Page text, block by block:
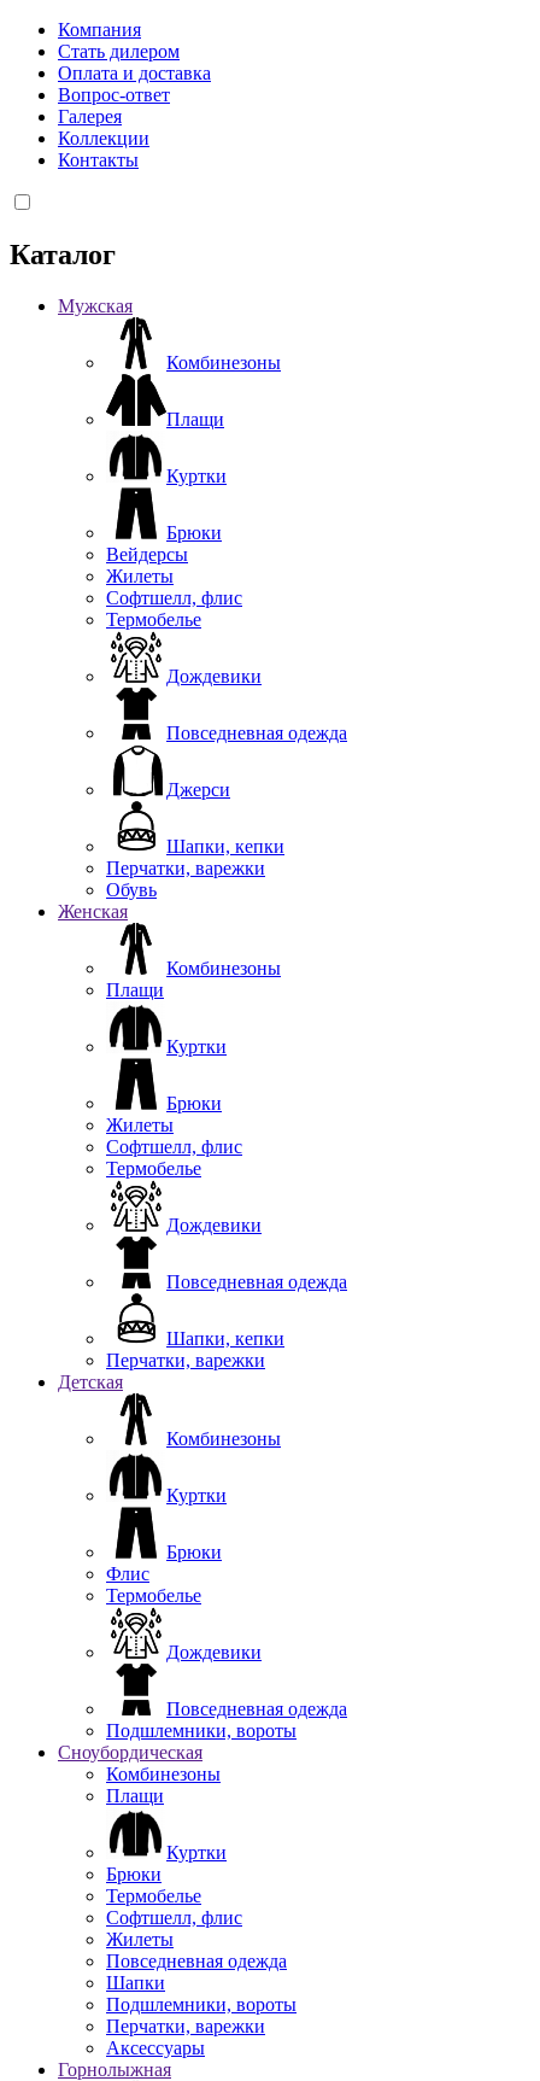
Компания
Стать дилером
Оплата и доставка
Вопрос-ответ
Галерея
Коллекции
Контакты
Каталог
Мужская
Комбинезоны
Плащи
Куртки
Брюки
Вейдерсы
Жилеты
Софтшелл, флис
Термобелье
Дождевики
Повседневная одежда
Джерси
Шапки, кепки
Перчатки, варежки
Обувь
Женская
Комбинезоны
Плащи
Куртки
Брюки
Жилеты
Софтшелл, флис
Термобелье
Дождевики
Повседневная одежда
Шапки, кепки
Перчатки, варежки
Детская
Комбинезоны
Куртки
Брюки
Флис
Термобелье
Дождевики
Повседневная одежда
Подшлемники, вороты
Сноубордическая
Комбинезоны
Плащи
Куртки
Брюки
Термобелье
Софтшелл, флис
Жилеты
Повседневная одежда
Шапки
Подшлемники, вороты
Перчатки, варежки
Аксессуары
Горнолыжная